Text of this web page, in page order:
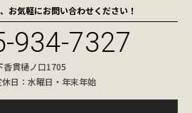
お気軽にお問い合わせください！
934-7327
香貫樋ノ口1705
日：水曜日・年末年始